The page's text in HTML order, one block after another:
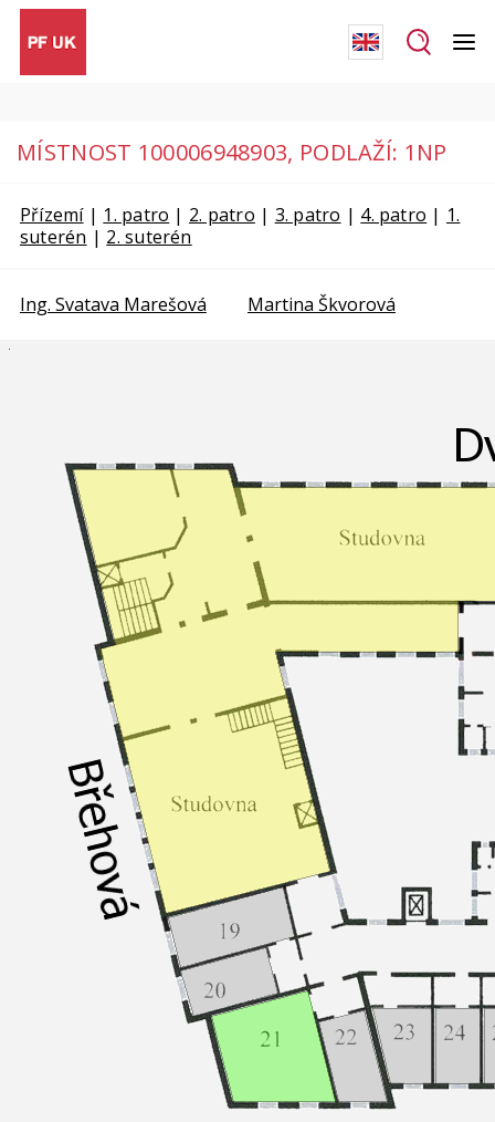
MÍSTNOST 100006948903, PODLAŽÍ: 1NP
Přízemí| 1. patro | 2. patro | 3. patro | 4. patro | 1.
suterén | 2. suterén
Ing. Svatava Marešová Martina Škvorová